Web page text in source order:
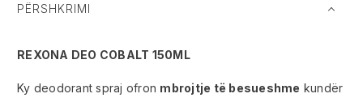
PËRSHKRIMI
REXONA DEO COBALT 150ML
Ky deodorant spraj ofron mbrojtje të besueshme kundër